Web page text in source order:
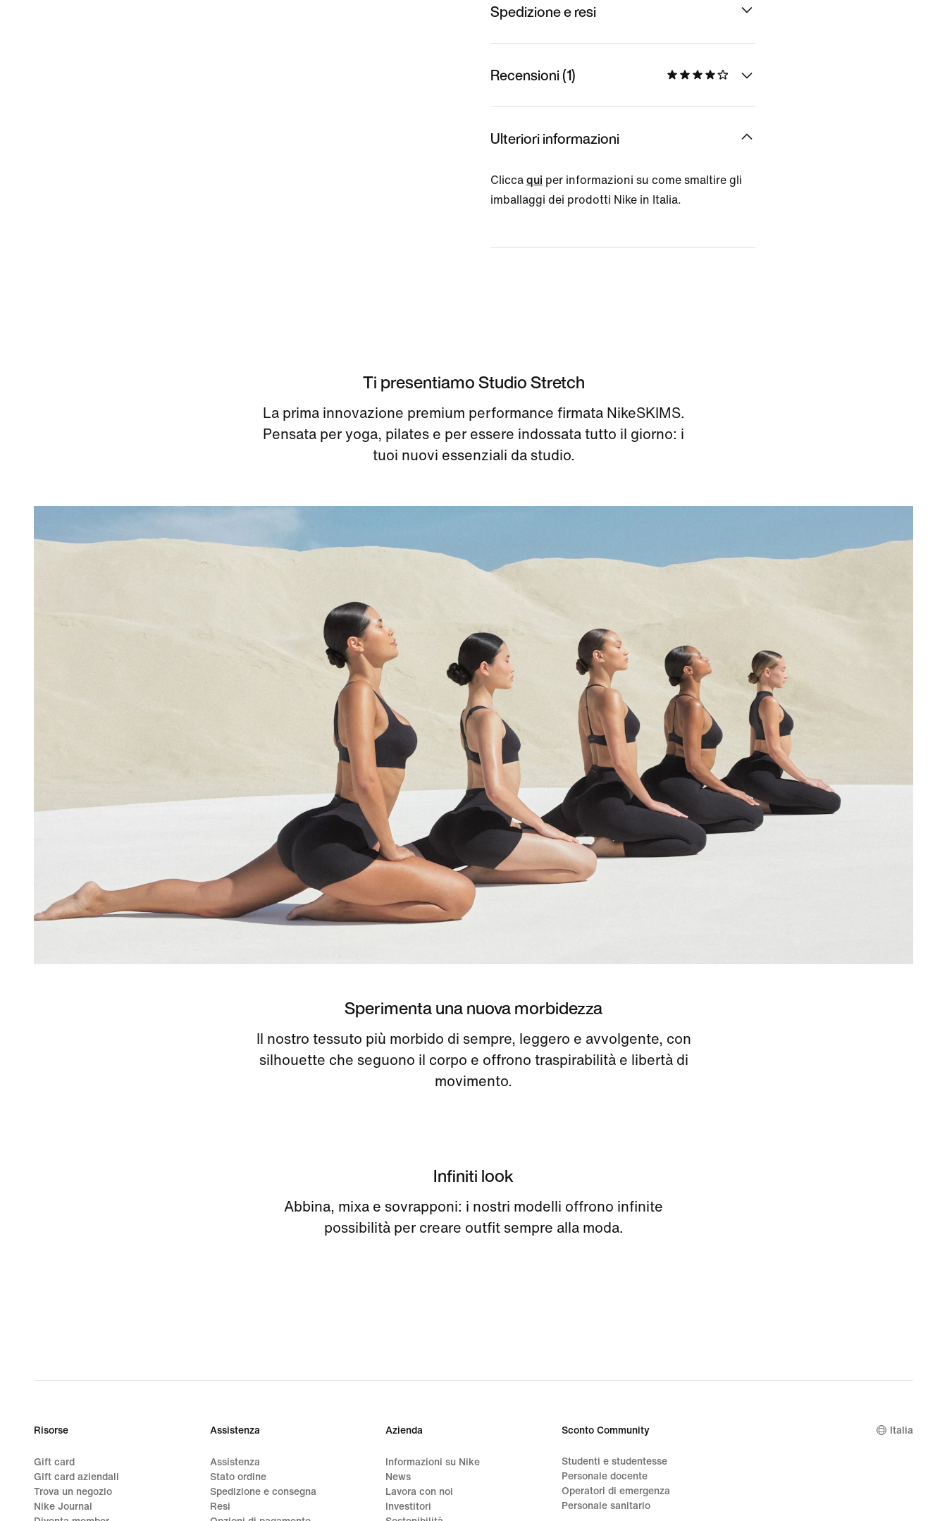
Spedizione e resi
Recensioni (1)
Ulteriori informazioni
Clicca qui per informazioni su come smaltire gli
imballaggi dei prodotti Nike in Italia.
Ti presentiamo Studio Stretch
La prima innovazione premium performance firmata NikeSKIMS.
Pensata per yoga, pilates e per essere indossata tutto il giorno: i
tuoi nuovi essenziali da studio.
Sperimenta una nuova morbidezza
Il nostro tessuto più morbido di sempre, leggero e avvolgente, con
silhouette che seguono il corpo e offrono traspirabilità e libertà di
movimento.
Infiniti look
Abbina, mixa e sovrapponi: i nostri modelli offrono infinite
possibilità per creare outfit sempre alla moda.
Risorse
Gift card
Gift card aziendali
Trova un negozio
Nike Journal
Assistenza
Assistenza
Stato ordine
Spedizione e consegna
Resi
Azienda
Informazioni su Nike
News
Lavora con noi
Investitori
Sconto Community
Studenti e studentesse
Personale docente
Operatori di emergenza
Personale sanitario
Italia